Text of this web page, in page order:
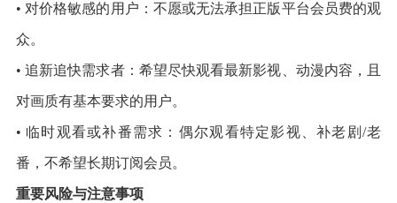
• 对价格敏感的用户：不愿或无法承担正版平台会员费的观
众。
• 追新追快需求者：希望尽快观看最新影视、动漫内容，且
对画质有基本要求的用户。
• 临时观看或补番需求：偶尔观看特定影视、补老剧/老
番，不希望长期订阅会员。
重要风险与注意事项